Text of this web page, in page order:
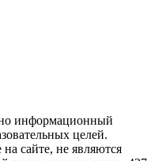
информационный
целей.
сайте, не являются